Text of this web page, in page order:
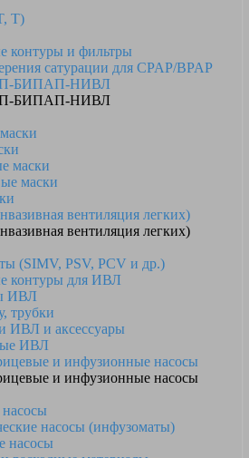
T)
контуры и фильтры
сатурации для CPAP/BPAP
БИПАП-НИВЛ
БИПАП-НИВЛ
маски
маски
вентиляция легких)
вентиляция легких)
(SIMV, PSV, PCV и др.)
контуры для ИВЛ
ИВЛ
трубки
ИВЛ и аксессуары
ИВЛ
и инфузионные насосы
и инфузионные насосы
насосы (инфузоматы)
насосы